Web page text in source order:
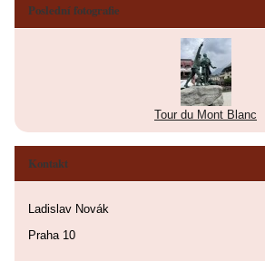
Poslední fotografie
Tour du Mont Blanc
Kontakt
Ladislav Novák
Praha 10